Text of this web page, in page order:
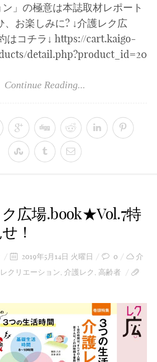
」の極意は本誌取材レポート
、お楽しみに? ↓介護レク広
はコチラ↓ https://cart.kaigo-
detail.php?product_id=20
Continue Reading...
広場.book★Vol.7特
！
2019年5月14日 火曜日 0
介
レクリエーション, 介護レク , 高齢者